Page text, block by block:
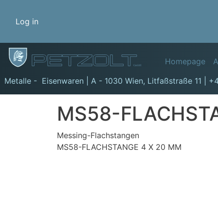
Benutzermenü
Log in
GmbH Homepage
Metalle - Eisenwaren | A - 1030 Wien, Litfaßstraße 11
MS58-
Messing-Flachstangen
MS58-FLACHSTANGE 4 X 20 MM